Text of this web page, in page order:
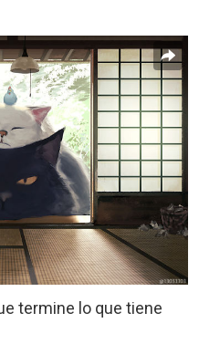
termine lo que tiene